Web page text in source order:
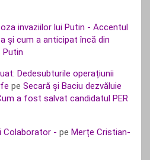
invaziilor lui Putin - Accentul
și cum a anticipat încă din
Putin
Dedesubturile operațiunii
pe Secară și Baciu dezvăluie
a fost salvat candidatul PER
Colaborator - pe Merțe Cristian-